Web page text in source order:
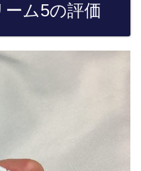
ム5の評価